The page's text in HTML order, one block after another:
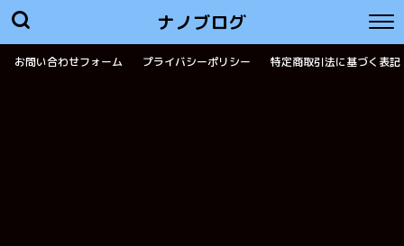
ナノブログ
お問い合わせフォーム プライバシーポリシー 特定商取引法に基づく表記